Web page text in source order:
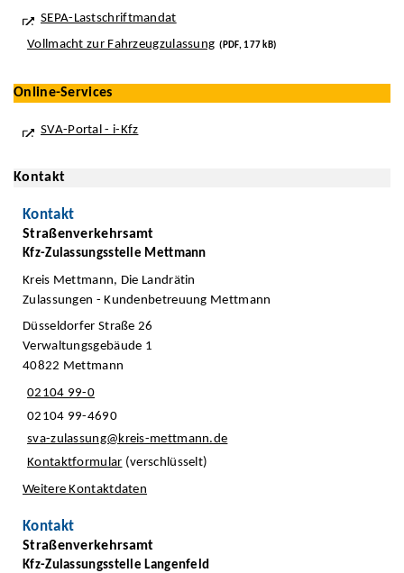
SEPA-Lastschriftmandat
Vollmacht zur Fahrzeugzulassung (PDF, 177 kB)
Online-Services
SVA-Portal - i-Kfz
Kontakt
Kontakt
Straßenverkehrsamt
Kfz-Zulassungsstelle Mettmann
Kreis Mettmann, Die Landrätin
Zulassungen - Kundenbetreuung Mettmann
Düsseldorfer Straße 26
Verwaltungsgebäude 1
40822 Mettmann
02104 99-0
02104 99-4690
sva-zulassung@kreis-mettmann.de
Kontaktformular (verschlüsselt)
Weitere Kontaktdaten
Kontakt
Straßenverkehrsamt
Kfz-Zulassungsstelle Langenfeld